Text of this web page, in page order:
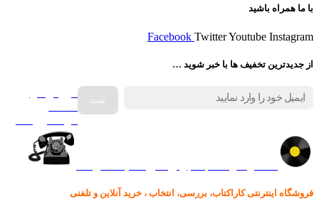
با ما همراه باشید
Facebook TwitterYoutube Instagram
از جدیدترین تخفیف ها با خبر شوید …
فروش انواع
فروشگاه اینترنتی کاراکتاب، بررسی، انتخاب ، خرید آنلاین و تلفنی